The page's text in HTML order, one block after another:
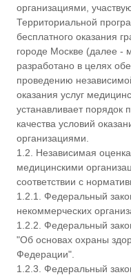
организациями,
Территориальной
бесплатного оказания
городе Москве (далее -
разработано в целях
проведению
оказания услуг
устанавливает порядок
качества условий
организациями.
1.2. Независимая оценка
медицинскими
соответствии с
1.2.1. Федеральный
некоммерческих
1.2.2. Федеральный
"Об основах охраны
Федерации".
1.2.3. Федеральный